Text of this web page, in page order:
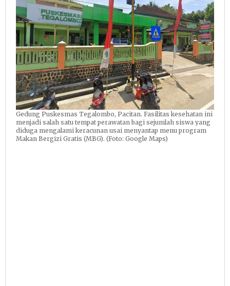
Gratis
Gedung Puskesmas Tegalombo, Pacitan. Fasilitas kesehatan ini
menjadi salah satu tempat perawatan bagi sejumlah siswa yang
diduga mengalami keracunan usai menyantap menu program
Makan Bergizi Gratis (MBG). (Foto: Google Maps)